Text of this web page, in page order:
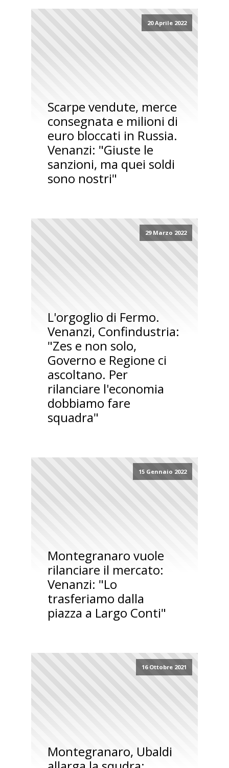
20 Aprile 2022
Scarpe vendute, merce
consegnata e milioni di
euro bloccati in Russia.
Venanzi: "Giuste le
sanzioni, ma quei soldi
sono nostri"
29 Marzo 2022
L'orgoglio di Fermo.
Venanzi, Confindustria:
"Zes e non solo,
Governo e Regione ci
ascoltano. Per
rilanciare l'economia
dobbiamo fare
squadra"
15 Gennaio 2022
Montegranaro vuole
rilanciare il mercato:
Venanzi: "Lo
trasferiamo dalla
piazza a Largo Conti"
16 Ottobre 2021
Montegranaro, Ubaldi